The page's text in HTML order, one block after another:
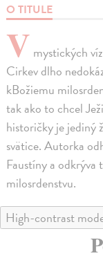
O TITULE
V mystických
Cirkev dlho
kBožiemu
tak ako to chcel
historičky je jediný
svätice. Autorka
Faustíny a
milosrdenstvu.
High-contrast